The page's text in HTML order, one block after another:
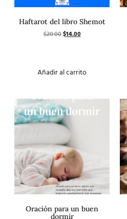
Haftarot del libro Shemot
$20.00$14.00
Añadir al carrito
Oración para un buen
dormir